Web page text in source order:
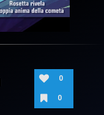
0
0